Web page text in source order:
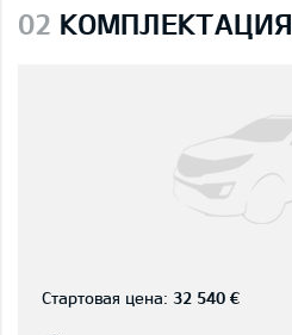
02 КОМПЛЕКТАЦИЯ
Стартовая цена: 32 540 €